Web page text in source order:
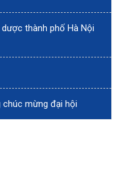
thành phố Hà Nội
chúc mừng đại hội